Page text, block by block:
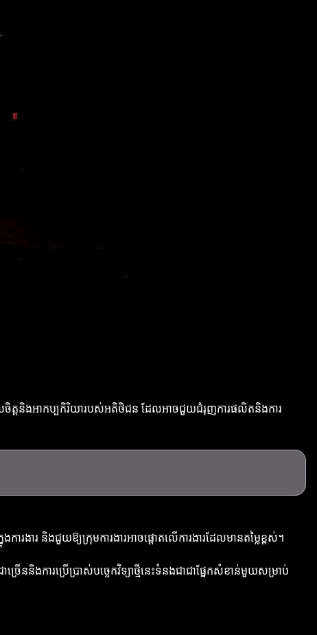
ណូលចិត្តនិងអាកប្បកិរិយារបស់អតិថិជន ដែលអាចជួយជំរុញការផលិតនិងការ
រងារ និងជួយឱ្យក្រុមការងារអាចផ្តោតលើការងារដែលមានតម្លៃខ្ពស់។
ើននិងការប្រើប្រាស់បច្ចេកវិទ្យាថ្មីនេះទំនងជាជាផ្នែកសំខាន់មួយសម្រាប់